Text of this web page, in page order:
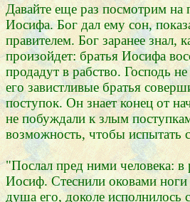
Давайте еще раз посмотрим на
Иосифа. Бог дал ему сон,
правителем. Бог заранее знал,
произойдет: братья Иосифа
продадут в рабство. Господь не
его завистливые братья
поступок. Он знает конец от
не побуждали к злым
возможность, чтобы испытать
"Послал пред ними человека:
Иосиф. Стеснили оковами
душа его, доколе исполнилось